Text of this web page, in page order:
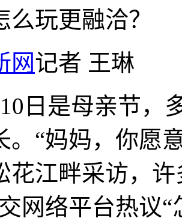
么玩更融洽？
网记者 王琳
是母亲节，多
。“妈妈，你愿
花江畔采访，
网络平台热议